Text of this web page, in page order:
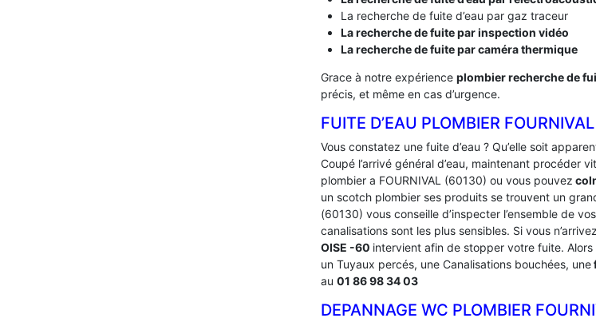
La recherche de fuite d’eau par gaz traceur
La recherche de fuite par inspection vidéo
La recherche de fuite par caméra thermique
Grace à notre expérience plombier recherche de
précis, et même en cas d’urgence.
FUITE D’EAU PLOMBIER
Vous constatez une fuite d’eau ? Qu’elle soit
Coupé l’arrivé général d’eau, maintenant procéder
plombier a FOURNIVAL (60130) ou vous pouvez
un scotch plombier ses produits se trouvent un
(60130) vous conseille d’inspecter l’ensemble de
canalisations sont les plus sensibles. Si vous
OISE -60 intervient afin de stopper votre fuite. Alors
un Tuyaux percés, une Canalisations bouchées, une
au 01 86 98 34 03
DEPANNAGE WC PLOMBIER